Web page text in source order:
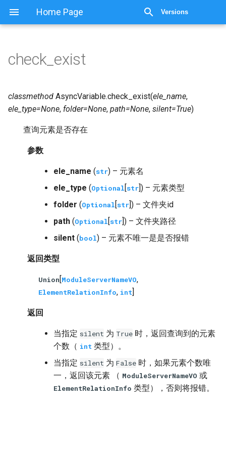
Home Page Versions
显示源代码
check_exist
classmethod AsyncVariable.check_exist(ele_name,
ele_type=None, folder=None, path=None, silent=True)
查询元素是否存在
参数
ele_name (str) – 元素名
ele_type (Optional[str]) – 元素类型
folder (Optional[str]) – 文件夹id
path (Optional[str]) – 文件夹路径
silent (bool) – 元素不唯一是是否报错
返回类型
Union[ModuleServerNameVO,
ElementRelationInfo, int]
返回
当指定 silent 为 True 时，返回查询到的元素
个数（ int 类型）。
当指定 silent 为 False 时，如果元素个数唯
一，返回该元素 （ ModuleServerNameVO 或
ElementRelationInfo 类型），否则将报错。